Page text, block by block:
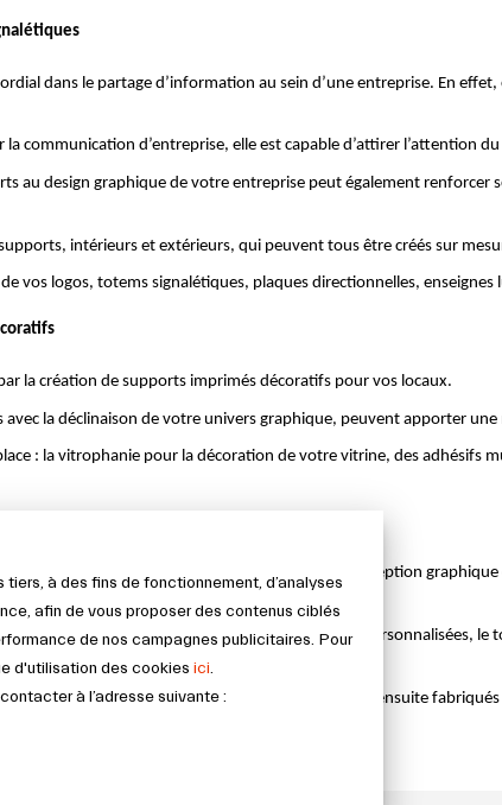
dans le partage d’information au sein d’une entreprise. En
la communication d’entreprise, elle est capable d’attirer
au design graphique de votre entreprise peut également
intérieurs et extérieurs, qui peuvent tous être créés sur
vos logos, totems signalétiques, plaques directionnelles,
la création de supports imprimés décoratifs pour vos locaux.
avec la déclinaison de votre univers graphique, peuvent apporter
: la vitrophanie pour la décoration de votre vitrine, des
spécialisés, peut vous accompagner dans la conception
plaquettes tendances et de création de maquettes personnalisées,
êtes fixés.
les divers supports de communication choisis sont ensuite
éléments.
supports de communication visuelle !
à des fins de fonctionnement, d’analyses
afin de vous proposer des contenus ciblés
de nos campagnes publicitaires. Pour
d'utilisation des cookies ici.
à l’adresse suivante :